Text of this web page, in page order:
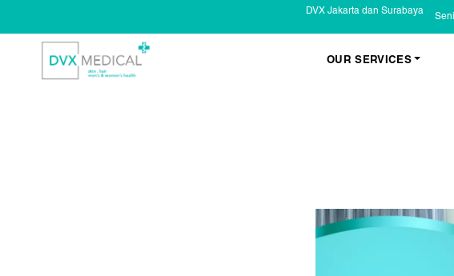
DVX Jakarta dan Surabaya
OUR SERVICES
Eczema
Masalah Kulit